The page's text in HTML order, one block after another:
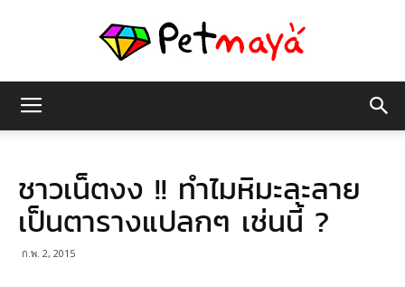
มายา
ชาวเน็ตงง !! ทำไมหิมะละลาย
เป็นตารางแปลกๆ เช่นนี้ ?
ก.พ. 2, 2015